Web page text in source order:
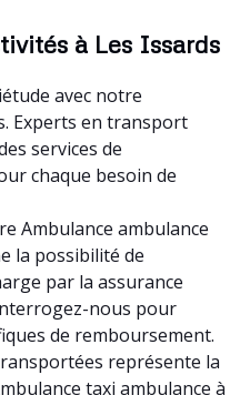
à Les Issards
avec notre
Experts en transport
services de
chaque besoin de
Ambulance ambulance
la possibilité de
par la assurance
nous pour
de remboursement.
représente la
taxi ambulance à